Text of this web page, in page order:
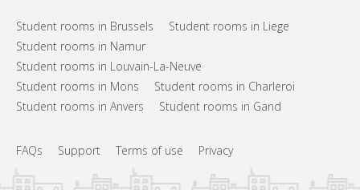
Student rooms in Brussels
Student rooms in Liege
Student rooms in Namur
Student rooms in Louvain-La-Neuve
Student rooms in Mons
Student rooms in Charleroi
Student rooms in Anvers
Student rooms in Gand
FAQs Support Terms of use Privacy